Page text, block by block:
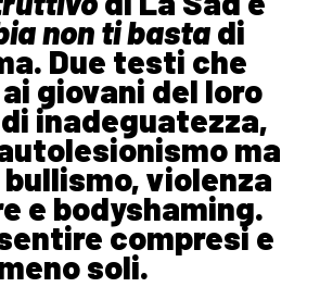
non ti bastadi
Due testi che
giovani del loro
inadeguatezza,
ma
violenza
e bodyshaming.
compresi e
soli.